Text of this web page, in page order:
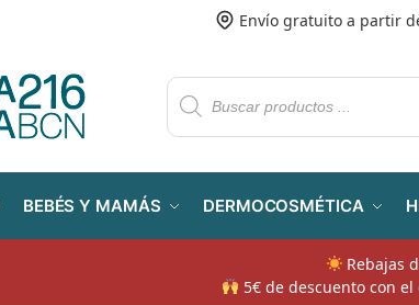
Envío gratuito a partir
BEBÉS Y MAMÁS DERMOCOSMÉTICA
Rebajas
5€ de descuento con